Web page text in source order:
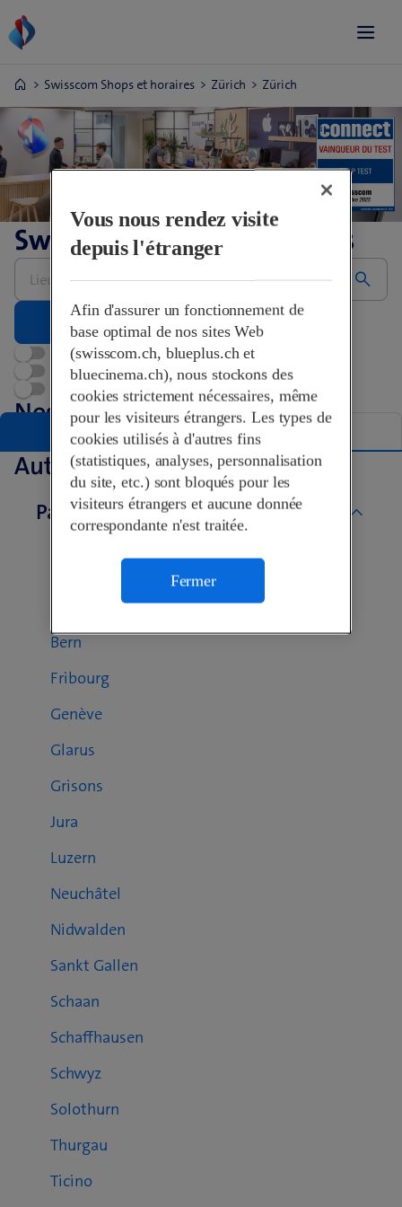
Swisscom Shops et horaires Zürich Zürich
Swisscom Shops et horaires
Saisir
une
Ouvert maintenant
Rendez-vous
Swisscom World Partner
Nos Shops à Zürich
Liste Carte
Autres Swisscom Shops
Par canton
Aargau
Basel-Stadt
Bern
Fribourg
Genève
Glarus
Grisons
Jura
Luzern
Neuchâtel
Nidwalden
Sankt Gallen
Schaan
Schaffhausen
Schwyz
Solothurn
Thurgau
Ticino
Vous nous rendez visite
depuis l'étranger
Afin d'assurer un fonctionnement de
base optimal de nos sites Web
(swisscom.ch, blueplus.ch et
bluecinema.ch), nous stockons des
cookies strictement nécessaires, même
pour les visiteurs étrangers. Les types de
cookies utilisés à d'autres fins
(statistiques, analyses, personnalisation
du site, etc.) sont bloqués pour les
visiteurs étrangers et aucune donnée
correspondante n'est traitée.
Fermer